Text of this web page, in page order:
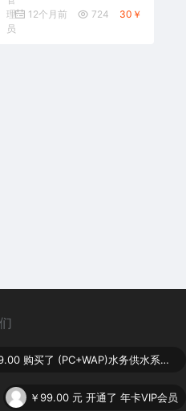
理
员
12个月前 724 30￥
购买了
￥99.00 元 开通了 年卡VIP会员